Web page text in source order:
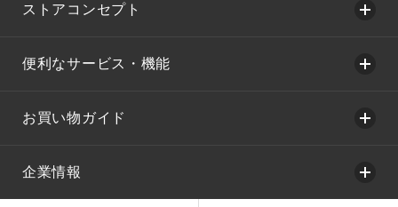
ストアコンセプト
便利なサービス・機能
お買い物ガイド
企業情報